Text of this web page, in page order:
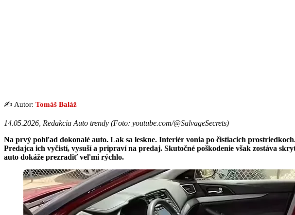
✍️ Autor: Tomáš Baláž
14.05.2026, Redakcia Auto trendy (Foto: youtube.com/@SalvageSecrets)
Na prvý pohľad dokonalé auto. Lak sa leskne. Interiér vonia po čistiacich
Predajca ich vyčistí, vysuší a pripraví na predaj. Skutočné poškodenie však zostáva
auto dokáže prezradiť veľmi rýchlo.